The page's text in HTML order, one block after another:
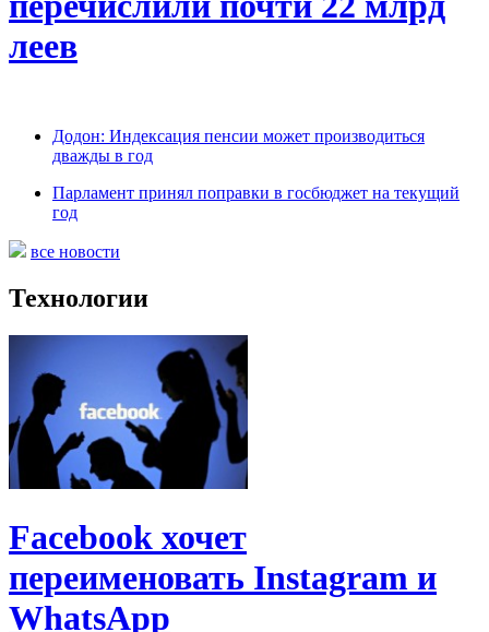
леев
Додон: Индексация пенсии может производиться
дважды в год
Парламент принял поправки в госбюджет на текущий
год
все новости
Технологии
Facebook хочет
переименовать Instagram и
WhatsApp